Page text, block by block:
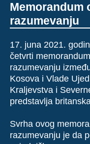
Memorandum
razumevanju
17. juna 2021.
četvrti
razumevanju
Kosova i Vlade
Kraljevstva i
predstavlja
Svrha ovog
razumevanju je da